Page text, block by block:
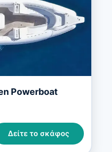
Powerboat
Δείτε το σκάφος